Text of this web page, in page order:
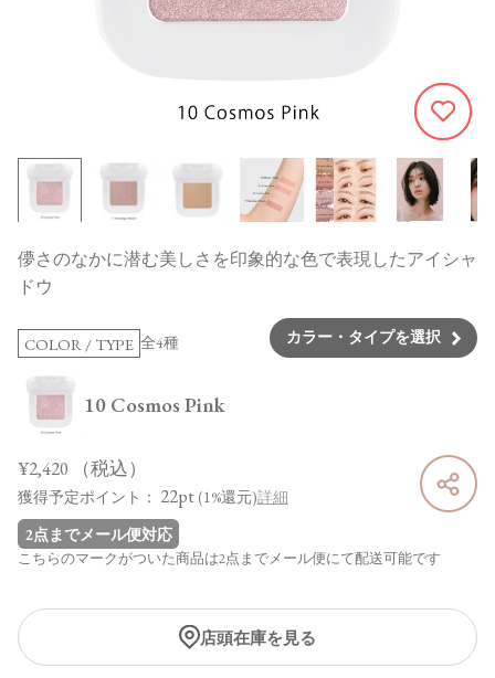
484
儚さのなかに潜む美しさを印象的な色で表現したアイシャ
ドウ
COLOR / TYPE 全4種 カラー・タイプを選択
10 Cosmos Pink
¥2,420 （税込）
獲得予定ポイント： 22pt (1%還元)詳細
2点までメール便対応
こちらのマークがついた商品は2点までメール便にて配送可能です
店頭在庫を見る